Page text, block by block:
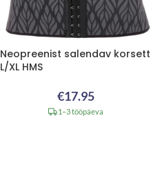
Neopreenist salendav korsett
L/XL HMS
€17.95
1–3 tööpäeva